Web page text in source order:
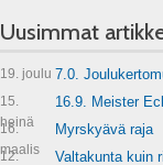
Uusimmat
19. joulu 7.0.
15.
heinä
16.9. Meister
16.
maalis
Myrskyävä raja
12. Valtakunta kuin